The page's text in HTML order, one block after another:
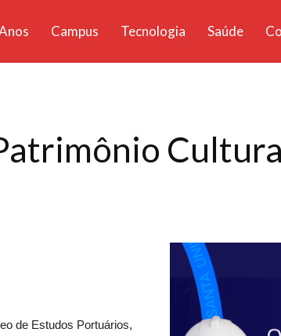
Campus Tecnologia Saúde
de Estudos Portuários,